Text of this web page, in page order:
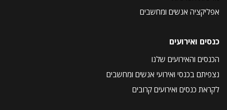
אפליקציה אנשים ומחשבים
כנסים ואירועים
הכנסים והאירועים שלנו
נצפיתם בכנסי ואירועי אנשים ומחשבים
לקראת כנסים ואירועים קרובים